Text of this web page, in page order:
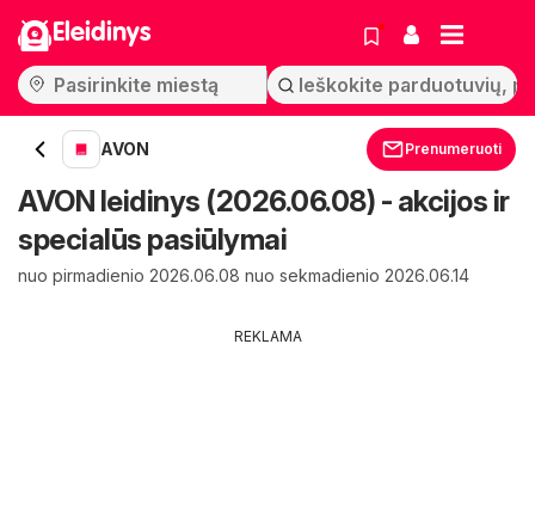
Eleidinys
AVON Prenumeruoti
AVON leidinys (2026.06.08) - akcijos ir
specialūs pasiūlymai
nuo pirmadienio 2026.06.08 nuo sekmadienio 2026.06.14
REKLAMA